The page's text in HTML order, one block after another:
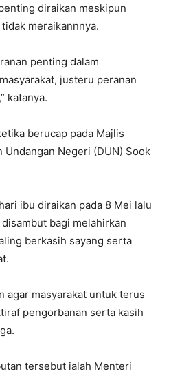
diraikan meskipun
meraikannnya.
penting dalam
justeru peranan
katanya.
berucap pada Majlis
Undangan Negeri (DUN) Sook
ibu diraikan pada 8 Mei lalu
bagi melahirkan
berkasih sayang serta
agar masyarakat untuk terus
pengorbanan serta kasih
tersebut ialah Menteri